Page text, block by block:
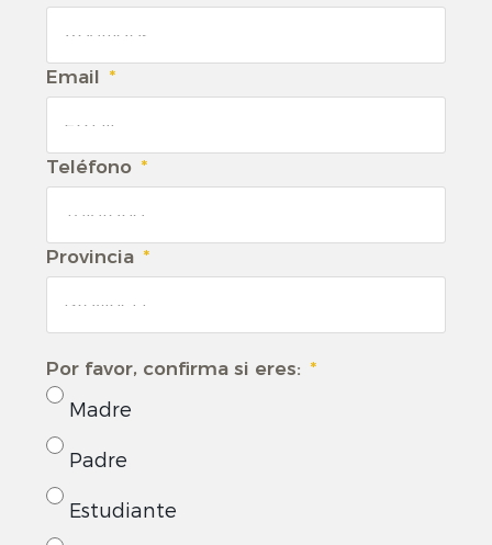
Email
Teléfono
Provincia
Por favor, confirma si eres:
Madre
Padre
Estudiante